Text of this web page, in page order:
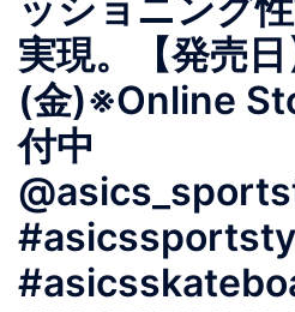
実現。【発売
(金)※Online
付中